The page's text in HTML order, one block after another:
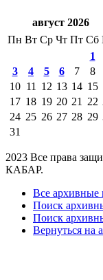
август 2026
Пн Вт Ср Чт Пт Сб
1
3
4 5 6 7 8
10 11 12 13 14 15
17 18 19 20 21 22
24 25 26 27 28 29
31
2023 Все права
КАБАР.
Все архивные
Поиск
Поиск
Вернуться на